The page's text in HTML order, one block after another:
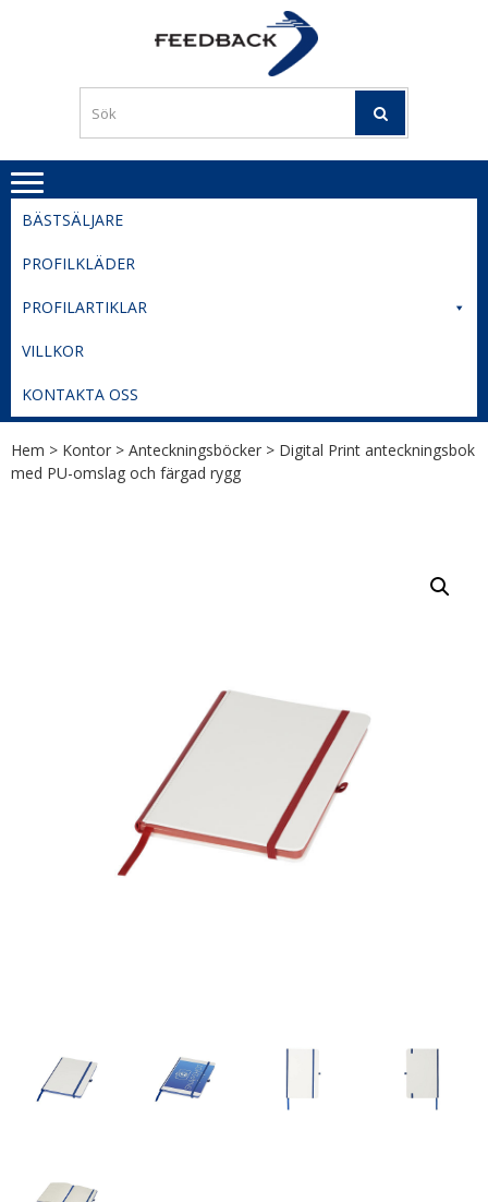
TIL
BESTE
PRISER
BÄSTSÄLJARE
PROFILKLÄDER
PROFILARTIKLAR
VILLKOR
KONTAKTA OSS
Hem > Kontor > Anteckningsböcker > Digital Print anteckningsbok
med PU-omslag och färgad rygg